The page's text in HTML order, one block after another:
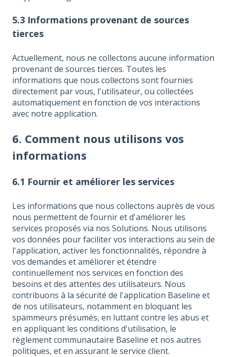
5.3 Informations provenant de sources
tierces
Actuellement, nous ne collectons aucune information
provenant de sources tierces. Toutes les
informations que nous collectons sont fournies
directement par vous, l'utilisateur, ou collectées
automatiquement en fonction de vos interactions
avec notre application.
6. Comment nous utilisons vos
informations
6.1 Fournir et améliorer les services
Les informations que nous collectons auprès de vous
nous permettent de fournir et d'améliorer les
services proposés via nos Solutions. Nous utilisons
vos données pour faciliter vos interactions au sein de
l'application, activer les fonctionnalités, répondre à
vos demandes et améliorer et étendre
continuellement nos services en fonction des
besoins et des attentes des utilisateurs. Nous
contribuons à la sécurité de l'application Baseline et
de nos utilisateurs, notamment en bloquant les
spammeurs présumés, en luttant contre les abus et
en appliquant les conditions d'utilisation, le
règlement communautaire Baseline et nos autres
politiques, et en assurant le service client.